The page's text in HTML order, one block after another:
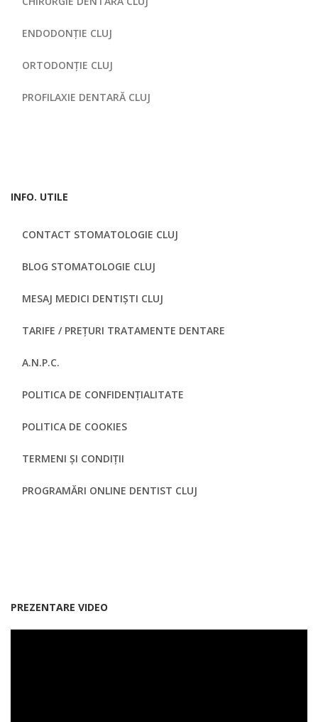
ENDODONȚIE CLUJ
ORTODONȚIE CLUJ
PROFILAXIE DENTARĂ CLUJ
INFO. UTILE
CONTACT STOMATOLOGIE CLUJ
BLOG STOMATOLOGIE CLUJ
MESAJ MEDICI DENTIȘTI CLUJ
TARIFE / PREȚURI TRATAMENTE DENTARE
A.N.P.C.
POLITICA DE CONFIDENȚIALITATE
POLITICA DE COOKIES
TERMENI ȘI CONDIȚII
PROGRAMĂRI ONLINE DENTIST CLUJ
PREZENTARE VIDEO